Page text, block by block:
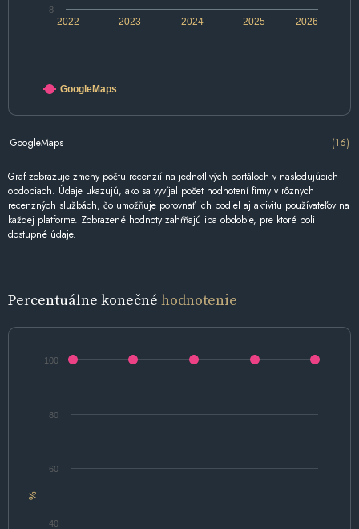
2022 2024 2026
2023 2025
8
GoogleMaps
GoogleMaps (16)
Graf zobrazuje zmeny počtu recenzií na jednotlivých portáloch v nasledujúcich
obdobiach. Údaje ukazujú, ako sa vyvíjal počet hodnotení firmy v rôznych
recenzných službách, čo umožňuje porovnať ich podiel aj aktivitu používateľov na
každej platforme. Zobrazené hodnoty zahŕňajú iba obdobie, pre ktoré boli
dostupné údaje.
Percentuálne konečné hodnotenie
%
40
60
80
100